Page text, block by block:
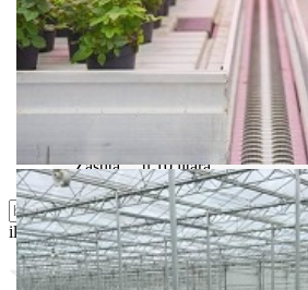
Oprema i instrumenti
Semena povrća
Sredstva za ishranu biljaka
Sredstva za zaštitu biljaka
Zaštita ... u 10 litara
ili probajte naprednu:pretragu